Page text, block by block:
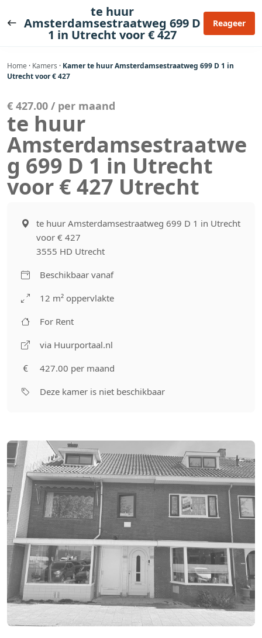
naar
te huur
Amsterdamsestraatweg 699 D
1 in Utrecht voor € 427
Reageer
Home · Kamers · Kamer te huur Amsterdamsestraatweg 699 D 1 in
Utrecht voor € 427
€ 427.00 / per maand
te huur
Amsterdamsestraatwe
g 699 D 1 in Utrecht
voor € 427 Utrecht
te huur Amsterdamsestraatweg 699 D 1 in Utrecht
voor € 427
3555 HD Utrecht
Beschikbaar vanaf
12 m² oppervlakte
For Rent
via Huurportaal.nl
427.00 per maand
Deze kamer is niet beschikbaar